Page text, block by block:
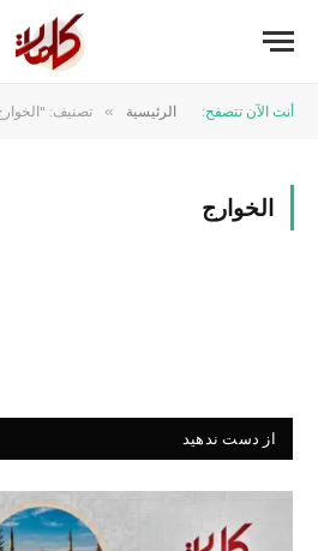
أنت الآن تتصفح: الرئيسية » تصنيف:
الخوارج
از دست ندهید